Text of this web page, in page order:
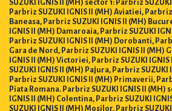
SUZUKI IGNIS II (MH) sector 1: Parbriz
Parbriz SUZUKI IGNIS II (MH) Aviatiei, Parbriz
Baneasa, Parbriz SUZUKI IGNIS II (MH)
IGNIS II (MH) Damaroaia, Parbriz SUZUKI
Parbriz SUZUKI IGNIS II (MH) Dorobanti,
Gara de Nord, Parbriz SUZUKI IGNIS II (MH)
IGNIS II (MH) Victoriei, Parbriz SUZUKI
SUZUKI IGNIS II (MH) Pajura, Parbriz SUZUKI
Parbriz SUZUKI IGNIS II (MH) Primaverii,
Piata Romana. Parbriz SUZUKI IGNIS II (MH)
IGNIS II (MH) Colentina, Parbriz SUZUKI
SUZUKI IGNIS II (MH) Mosilor, Parbriz